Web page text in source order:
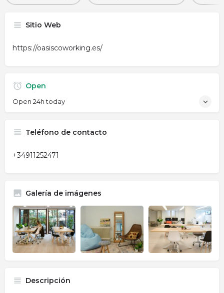
Sitio Web
https://oasiscoworking.es/
Open
Open 24h today
Teléfono de contacto
+34911252471
Galería de imágenes
Descripción